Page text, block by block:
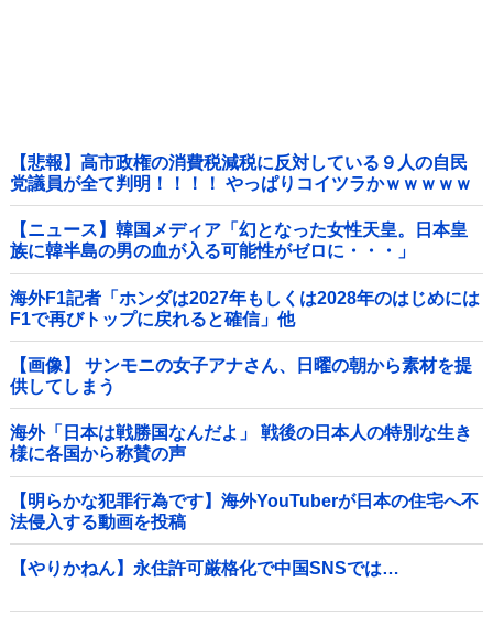
【悲報】高市政権の消費税減税に反対している９人の自民
党議員が全て判明！！！！ やっぱりコイツラかｗｗｗｗｗ
【ニュース】韓国メディア「幻となった女性天皇。日本皇
族に韓半島の男の血が入る可能性がゼロに・・・」
海外F1記者「ホンダは2027年もしくは2028年のはじめには
F1で再びトップに戻れると確信」他
【画像】 サンモニの女子アナさん、日曜の朝から素材を提
供してしまう
海外「日本は戦勝国なんだよ」 戦後の日本人の特別な生き
様に各国から称賛の声
【明らかな犯罪行為です】海外YouTuberが日本の住宅へ不
法侵入する動画を投稿
【やりかねん】永住許可厳格化で中国SNSでは…